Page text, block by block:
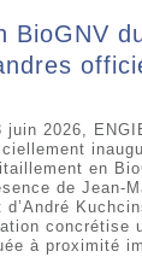
BioGNV
juin 2026,
en
de Jean-
concrétise
à proximité